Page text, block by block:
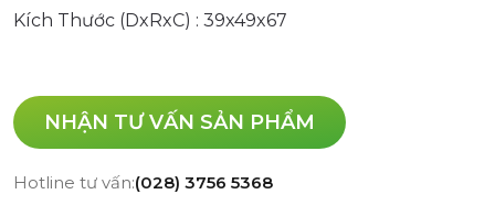
Kích Thước (DxRxC) : 39x49x67
NHẬN TƯ VẤN SẢN PHẨM
Hotline tư vấn:(028) 3756 5368